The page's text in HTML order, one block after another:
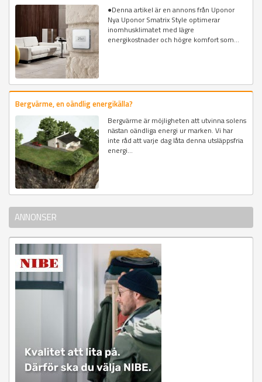
●Denna artikel är en annons från Uponor
Nya Uponor Smatrix Style optimerar
inomhusklimatet med lägre
energikostnader och högre komfort som...
Bergvärme, en oändlig energikälla?
Bergvärme är möjligheten att utvinna solens
nästan oändliga energi ur marken. Vi har
inte råd att varje dag låta denna utsläppsfria
energi...
ANNONSER